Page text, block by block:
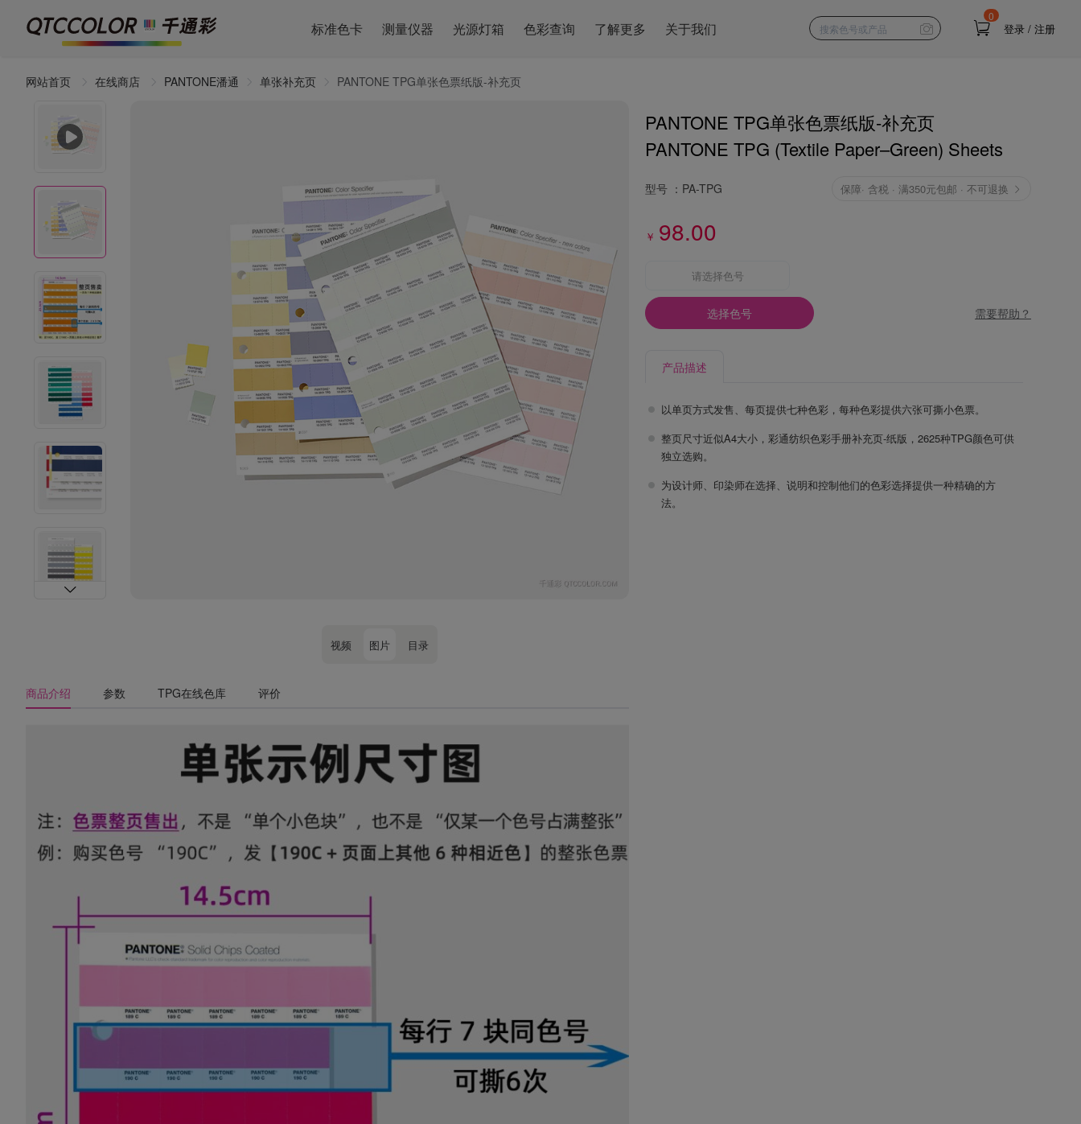
标准色卡 测量仪器 光源灯箱 色彩查询 了解更多 关于我们
0
登录 / 注册
网站首页 在线商店 PANTONE潘通 单张补充页 PANTONE TPG单张色票纸版-补充页
视频 图片 目录
商品介绍 参数 TPG在线色库 评价
PANTONE TPG单张色票纸版-补充页
PANTONE TPG (Textile Paper–Green) Sheets
型号 ： PA-TPG 保障· 含税 · 满350元包邮 · 不可退换
￥ 98.00
请选择色号
选择色号 需要帮助？
产品描述
以单页方式发售、每页提供七种色彩，每种色彩提供六张可撕小色票。
整页尺寸近似A4大小，彩通纺织色彩手册补充页-纸版，2625种TPG颜色可供
独立选购。
为设计师、印染师在选择、说明和控制他们的色彩选择提供一种精确的方
法。